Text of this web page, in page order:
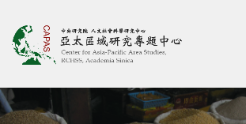
亞太區域研究專
:::